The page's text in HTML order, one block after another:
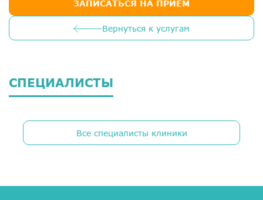
Вернуться к услугам
ЗАПИСАТЬСЯ НА ПРИЕМ
СПЕЦИАЛИСТЫ
Все специалисты клиники